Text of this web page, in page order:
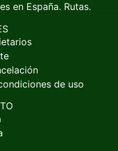
en España. Rutas.
de uso